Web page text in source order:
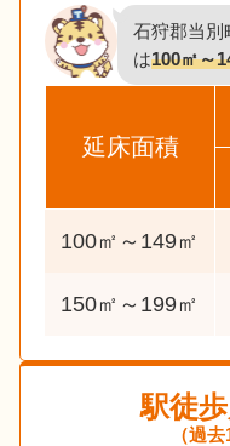
石狩郡当別
は100㎡～
延床面積
100㎡～149㎡
150㎡～199㎡
駅徒
（過